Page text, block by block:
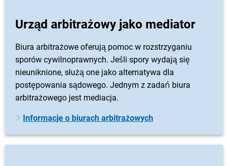
Urząd arbitrażowy jako mediator
Biura arbitrażowe oferują pomoc w rozstrzyganiu
sporów cywilnoprawnych. Jeśli spory wydają się
nieuniknione, służą one jako alternatywa dla
postępowania sądowego. Jednym z zadań biura
arbitrażowego jest mediacja.
Informacje o biurach arbitrażowych